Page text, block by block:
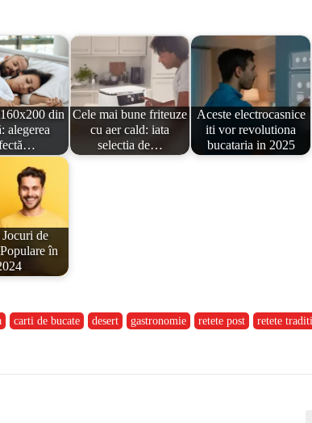
din
alegerea
Cele mai bune friteuze
cu aer cald: iata
selectia de…
Aceste electrocasnice
iti vor revolutiona
bucataria in 2025
de
în
carti de bucate desert gastronomie retete post retete